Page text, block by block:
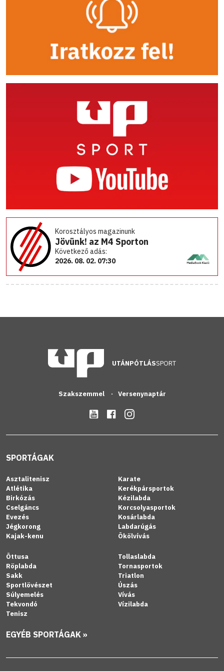
Korosztályos magazinunk
Jövünk! az M4 Sporton
Következő adás:
2026. 08. 02. 07:30
UTÁNPÓTLÁSSPORT
Szakszemmel Versenynaptár
SPORTÁGAK
Asztalitenisz
Atlétika
Birkózás
Cselgáncs
Evezés
Jégkorong
Kajak-kenu
Karate
Kerékpársportok
Kézilabda
Korcsolyasportok
Kosárlabda
Labdarúgás
Ökölvívás
Öttusa
Röplabda
Sakk
Sportlövészet
Súlyemelés
Tekvondó
Tenisz
Tollaslabda
Tornasportok
Triatlon
Úszás
Vívás
Vízilabda
EGYÉB SPORTÁGAK »